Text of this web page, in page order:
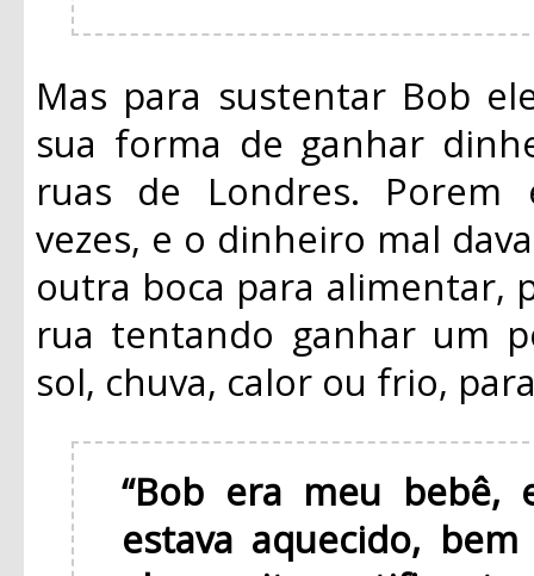
Mas para sustentar Bob
sua forma de ganhar
ruas de Londres. Porem
vezes, e o dinheiro mal
outra boca para alimentar,
rua tentando ganhar um
sol, chuva, calor ou frio,
“Bob era meu
estava aquecido,